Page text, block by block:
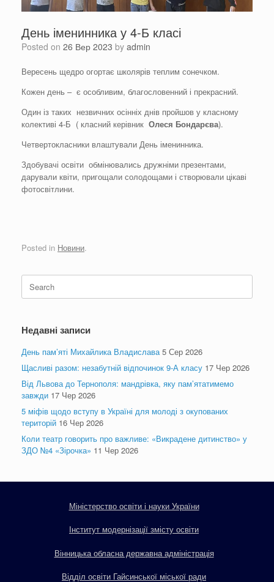
День іменинника у 4-Б класі
Posted on 26 Вер 2023 by admin
Вересень щедро огортає школярів теплим сонечком.
Кожен день – є особливим, благословенний і прекрасний.
Один із таких незвичних осінніх днів пройшов у класному
колективі 4-Б ( класний керівник Олеся Бондарєва).
Четвертокласники влаштували День іменинника.
Здобувачі освіти обмінювались дружніми презентами,
дарували квіти, пригощали солодощами і створювали цікаві
фотосвітлини.
Posted in Новини.
Search
for:
Недавні записи
День пам’яті Михайлика Владислава 5 Сер 2026
Щасливі разом: незабутній відпочинок 9-А класу 17 Чер 2026
Від Львова до Тернополя: мандрівка, яку пам’ятатимемо
завжди 17 Чер 2026
5 міфів щодо вступу в Україні для молоді з окупованих
територій 16 Чер 2026
Коли театр говорить про важливе: «Викрадене дитинство» у
ЗДО №4 «Зірочка» 11 Чер 2026
Міністерство освіти і науки України
Інститут модернізації змісту освіти
Вінницька обласна державна адміністрація
Відділ освіти Гайсинської міської ради